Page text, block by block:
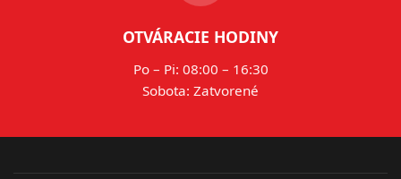
OTVÁRACIE HODINY
Po – Pi: 08:00 – 16:30
Sobota: Zatvorené